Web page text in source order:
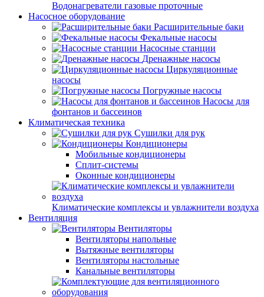
Водонагреватели газовые проточные
Насосное оборудование
Расширительные баки
Фекальные насосы
Насосные станции
Дренажные насосы
Циркуляционные
насосы
Погружные насосы
Насосы для
фонтанов и бассеинов
Климатическая техника
Сушилки для рук
Кондиционеры
Мобильные кондиционеры
Сплит-системы
Оконные кондиционеры
Климатические комплексы и увлажнители воздуха
Вентиляция
Вентиляторы
Вентиляторы напольные
Вытяжные вентиляторы
Вентиляторы настольные
Канальные вентиляторы